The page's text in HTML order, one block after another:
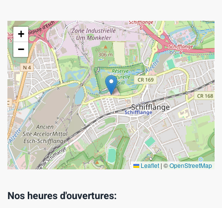
+
−
Leaflet | ©OpenStreetMap
Nos heures d'ouvertures: